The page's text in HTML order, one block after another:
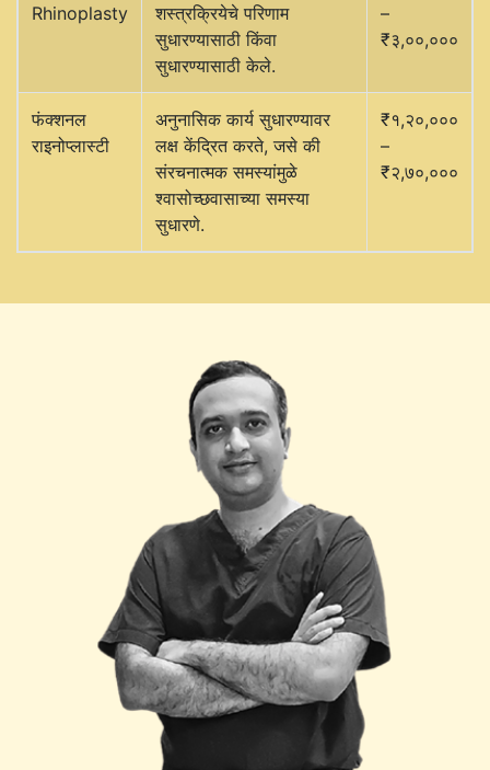
Rhinoplasty
शस्त्रक्रियेचे परिणाम
सुधारण्यासाठी किंवा
सुधारण्यासाठी केले.
–
₹३,००,०००
फंक्शनल
राइनोप्लास्टी
अनुनासिक कार्य सुधारण्यावर
लक्ष केंद्रित करते, जसे की
संरचनात्मक समस्यांमुळे
श्वासोच्छवासाच्या समस्या
सुधारणे.
₹१,२०,०००
–
₹२,७०,०००